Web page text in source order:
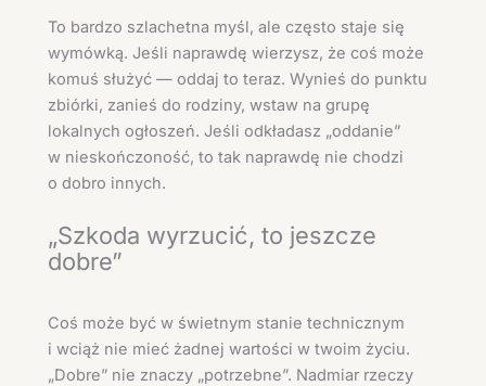
To bardzo szlachetna myśl, ale często staje się
wymówką. Jeśli naprawdę wierzysz, że coś może
komuś służyć — oddaj to teraz. Wynieś do punktu
zbiórki, zanieś do rodziny, wstaw na grupę
lokalnych ogłoszeń. Jeśli odkładasz „oddanie”
w nieskończoność, to tak naprawdę nie chodzi
o dobro innych.
„Szkoda wyrzucić, to jeszcze
dobre”
Coś może być w świetnym stanie technicznym
i wciąż nie mieć żadnej wartości w twoim życiu.
„Dobre” nie znaczy „potrzebne”. Nadmiar rzeczy